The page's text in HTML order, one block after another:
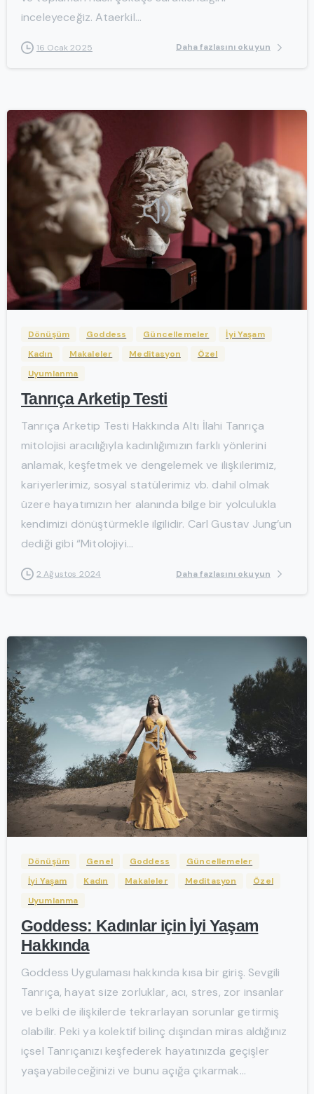
inceleyeceğiz. Ataerkil...
16 Ocak 2025 Daha fazlasını okuyun
Dönüşüm Goddess Güncellemeler
İyi Yaşam
Kadın
Makaleler Meditasyon
Özel
Uyumlanma
Tanrıça Arketip Testi
Tanrıça Arketip Testi Hakkında Altı İlahi Tanrıça
mitolojisi aracılığıyla kadınlığımızın farklı yönlerini
anlamak, keşfetmek ve dengelemek ve ilişkilerimiz,
kariyerlerimiz, sosyal statülerimiz vb. dahil olmak
üzere hayatımızın her alanında bilge bir yolculukla
kendimizi dönüştürmekle ilgilidir. Carl Gustav Jung’un
dediği gibi “Mitolojiyi...
2 Ağustos 2024 Daha fazlasını okuyun
-
Dönüşüm Genel Goddess
Güncellemeler
İyi Yaşam
Kadın Makaleler Meditasyon
Özel
Uyumlanma
Goddess: Kadınlar için İyi Yaşam
Hakkında
Goddess Uygulaması hakkında kısa bir giriş. Sevgili
Tanrıça, hayat size zorluklar, acı, stres, zor insanlar
ve belki de ilişkilerde tekrarlayan sorunlar getirmiş
olabilir. Peki ya kolektif bilinç dışından miras aldığınız
içsel Tanrıçanızı keşfederek hayatınızda geçişler
yaşayabileceğinizi ve bunu açığa çıkarmak...